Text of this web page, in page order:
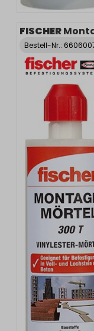
FISCHER
Bestell-Nr.: